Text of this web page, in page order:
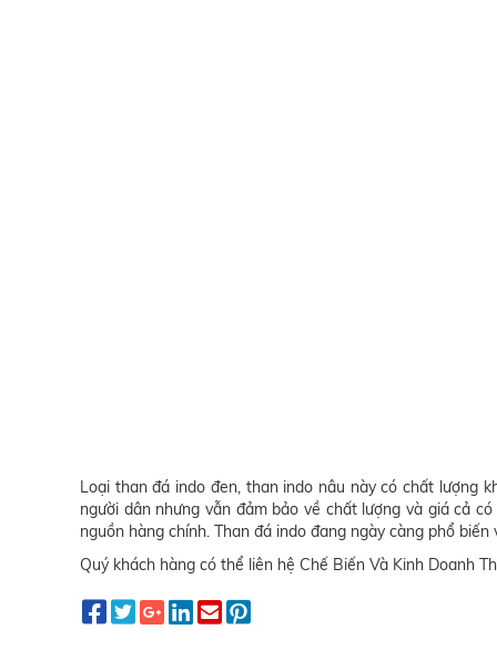
Loại than đá indo đen, than indo nâu này có chất lượng
người dân nhưng vẫn đảm bảo về chất lượng và giá cả
nguồn hàng chính. Than đá indo đang ngày càng phổ
Quý khách hàng có thể liên hệ Chế Biến Và Kinh Doanh